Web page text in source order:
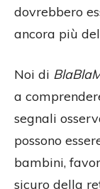
dovrebbero
ancora più
Noi di
a
segnali
possono
bambini,
sicuro della